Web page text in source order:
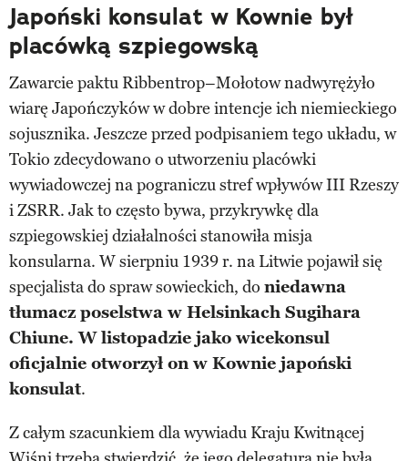
Japoński konsulat w Kownie był
placówką szpiegowską
Zawarcie paktu Ribbentrop–Mołotow nadwyrężyło
wiarę Japończyków w dobre intencje ich niemieckiego
sojusznika. Jeszcze przed podpisaniem tego układu, w
Tokio zdecydowano o utworzeniu placówki
wywiadowczej na pograniczu stref wpływów III Rzeszy
i ZSRR. Jak to często bywa, przykrywkę dla
szpiegowskiej działalności stanowiła misja
konsularna. W sierpniu 1939 r. na Litwie pojawił się
specjalista do spraw sowieckich, do niedawna
tłumacz poselstwa w Helsinkach Sugihara
Chiune. W listopadzie jako wicekonsul
oficjalnie otworzył on w Kownie japoński
konsulat.
Z całym szacunkiem dla wywiadu Kraju Kwitnącej